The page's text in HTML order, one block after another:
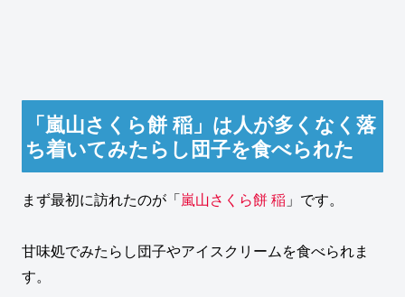
「嵐山さくら餅 稲」は人が多くなく落
ち着いてみたらし団子を食べられた
まず最初に訪れたのが「嵐山さくら餅 稲 」です。
甘味処でみたらし団子やアイスクリームを食べられま
す。